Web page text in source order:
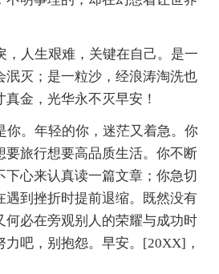
，人生艰难，关键在自己。是一
泯灭；是一粒沙，经浪涛淘洗也
金，光华永不灭早安！
你。年轻的你，迷茫又着急。你
要旅行想要高品质生活。你不断
下心来认真读一篇文章；你急切
遇到挫折时提前退缩。既然没有
何必在旁观别人的荣耀与成功时
吧，别抱怨。早安。[20XX]，